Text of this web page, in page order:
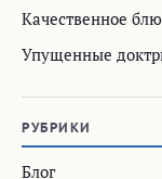
Качественное
Упущенные
РУБРИКИ
Блог